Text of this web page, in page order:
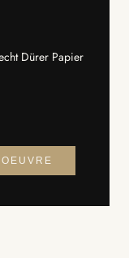
Dürer Papier